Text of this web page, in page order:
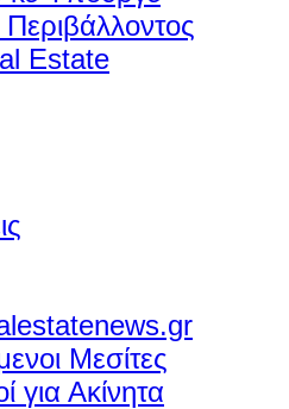
Estate
Μεσίτες
για Ακίνητα